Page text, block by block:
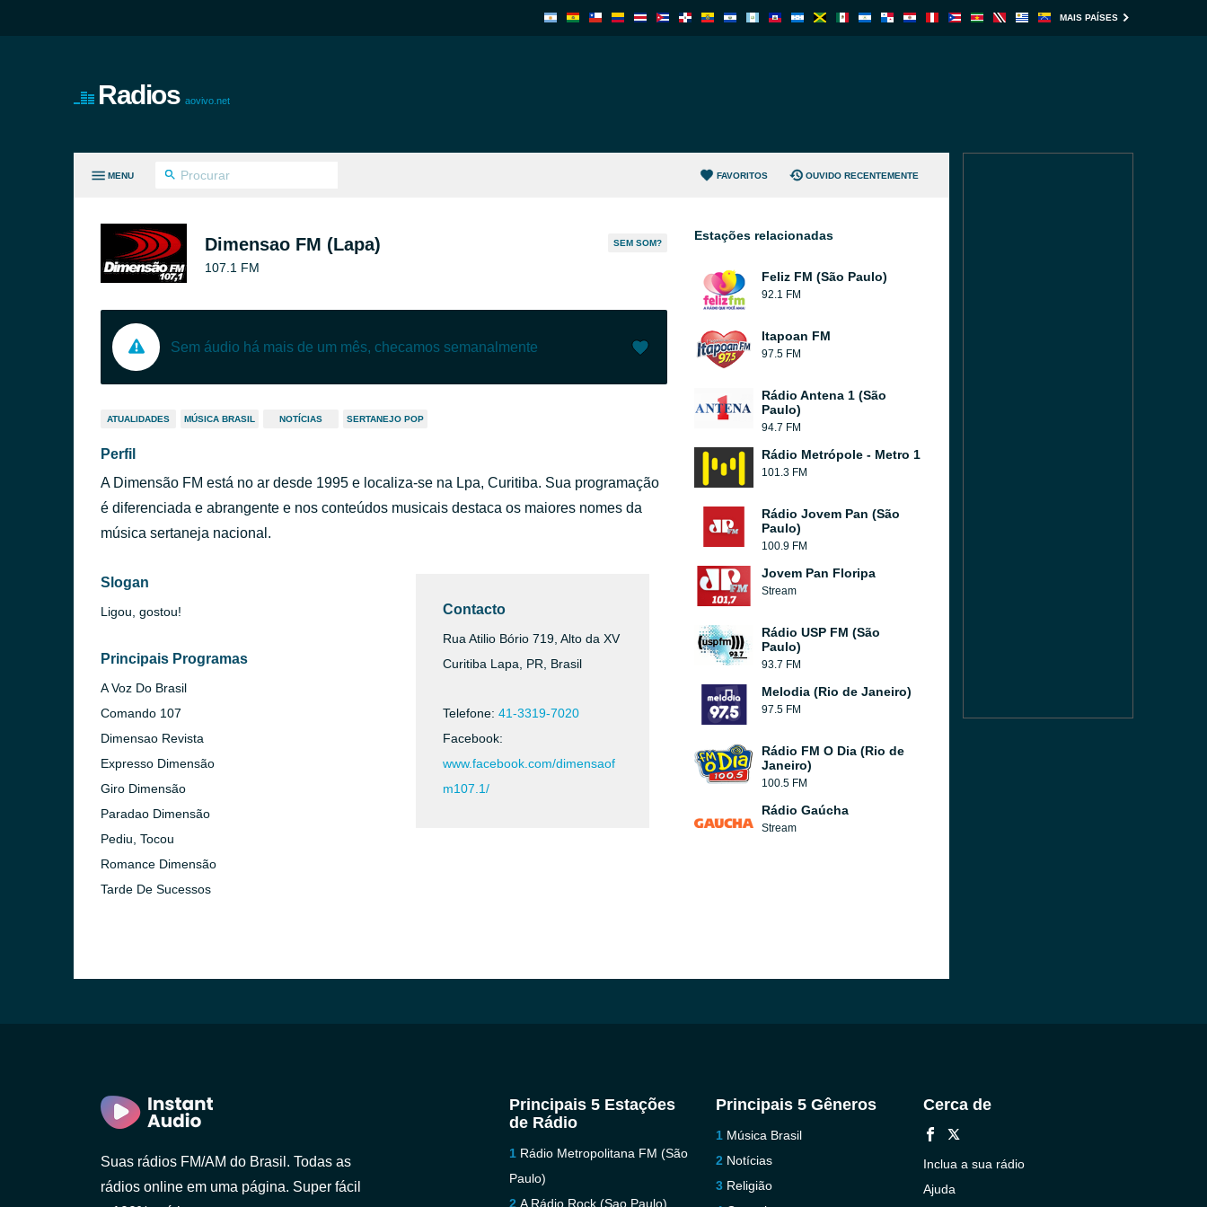
MAIS PAÍSES
Radios aovivo.net
MENU FAVORITOS OUVIDO RECENTEMENTE
Dimensao FM (Lapa)
107.1 FM
SEM SOM?
Sem áudio há mais de um mês, checamos semanalmente
ATUALIDADES MÚSICA BRASIL NOTÍCIAS SERTANEJO POP
Perfil
A Dimensão FM está no ar desde 1995 e localiza-se na Lpa, Curitiba. Sua programação
é diferenciada e abrangente e nos conteúdos musicais destaca os maiores nomes da
música sertaneja nacional.
Slogan
Ligou, gostou!
Principais Programas
A Voz Do Brasil
Comando 107
Dimensao Revista
Expresso Dimensão
Giro Dimensão
Paradao Dimensão
Pediu, Tocou
Romance Dimensão
Tarde De Sucessos
Contacto
Rua Atilio Bório 719, Alto da XV
Curitiba Lapa, PR, Brasil
Telefone: 41-3319-7020
Facebook:
www.facebook.com/dimensaof
m107.1/
Estações relacionadas
Feliz FM (São Paulo)
92.1 FM
Itapoan FM
97.5 FM
Rádio Antena 1 (São
Paulo)
94.7 FM
Rádio Metrópole - Metro 1
101.3 FM
Rádio Jovem Pan (São
Paulo)
100.9 FM
Jovem Pan Floripa
Stream
Rádio USP FM (São
Paulo)
93.7 FM
Melodia (Rio de Janeiro)
97.5 FM
Rádio FM O Dia (Rio de
Janeiro)
100.5 FM
Rádio Gaúcha
Stream
Suas rádios FM/AM do Brasil. Todas as
rádios online em uma página. Super fácil
Principais 5 Estações
de Rádio
Rádio Metropolitana FM (São
Paulo)
A Rádio Rock (Sao Paulo)
Principais 5 Gêneros
Música Brasil
Notícias
Religião
Cerca de
Inclua a sua rádio
Ajuda